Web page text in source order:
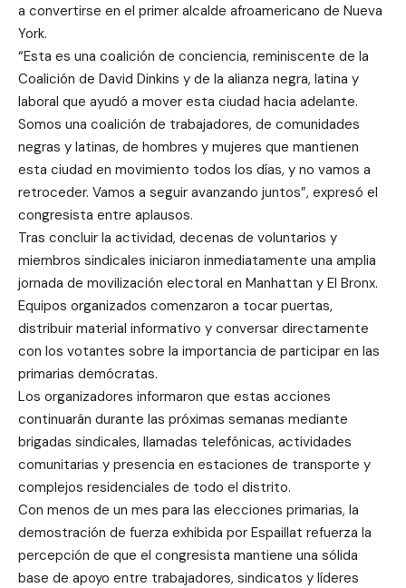
a convertirse en el primer alcalde afroamericano de Nueva
York.
“Esta es una coalición de conciencia, reminiscente de la
Coalición de David Dinkins y de la alianza negra, latina y
laboral que ayudó a mover esta ciudad hacia adelante.
Somos una coalición de trabajadores, de comunidades
negras y latinas, de hombres y mujeres que mantienen
esta ciudad en movimiento todos los días, y no vamos a
retroceder. Vamos a seguir avanzando juntos”, expresó el
congresista entre aplausos.
Tras concluir la actividad, decenas de voluntarios y
miembros sindicales iniciaron inmediatamente una amplia
jornada de movilización electoral en Manhattan y El Bronx.
Equipos organizados comenzaron a tocar puertas,
distribuir material informativo y conversar directamente
con los votantes sobre la importancia de participar en las
primarias demócratas.
Los organizadores informaron que estas acciones
continuarán durante las próximas semanas mediante
brigadas sindicales, llamadas telefónicas, actividades
comunitarias y presencia en estaciones de transporte y
complejos residenciales de todo el distrito.
Con menos de un mes para las elecciones primarias, la
demostración de fuerza exhibida por Espaillat refuerza la
percepción de que el congresista mantiene una sólida
base de apoyo entre trabajadores, sindicatos y líderes